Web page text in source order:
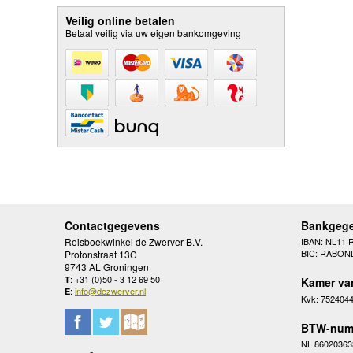
Veilig online betalen
Betaal veilig via uw eigen bankomgeving
Contactgegevens
Reisboekwinkel de Zwerver B.V.
Protonstraat 13C
9743 AL Groningen
T: +31 (0)50 - 3 12 69 50
E: info@dezwerver.nl
IBAN: NL11
BIC:
Kamer
Kvk:
BTW-
NL